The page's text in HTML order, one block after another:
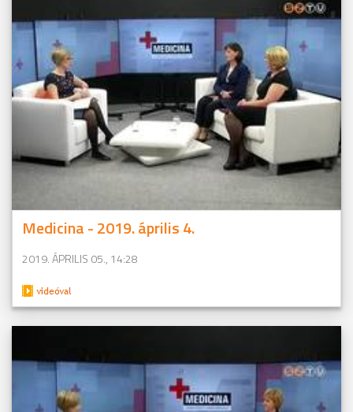
Medicina - 2019. április 4.
2019. ÁPRILIS 05., 14:28